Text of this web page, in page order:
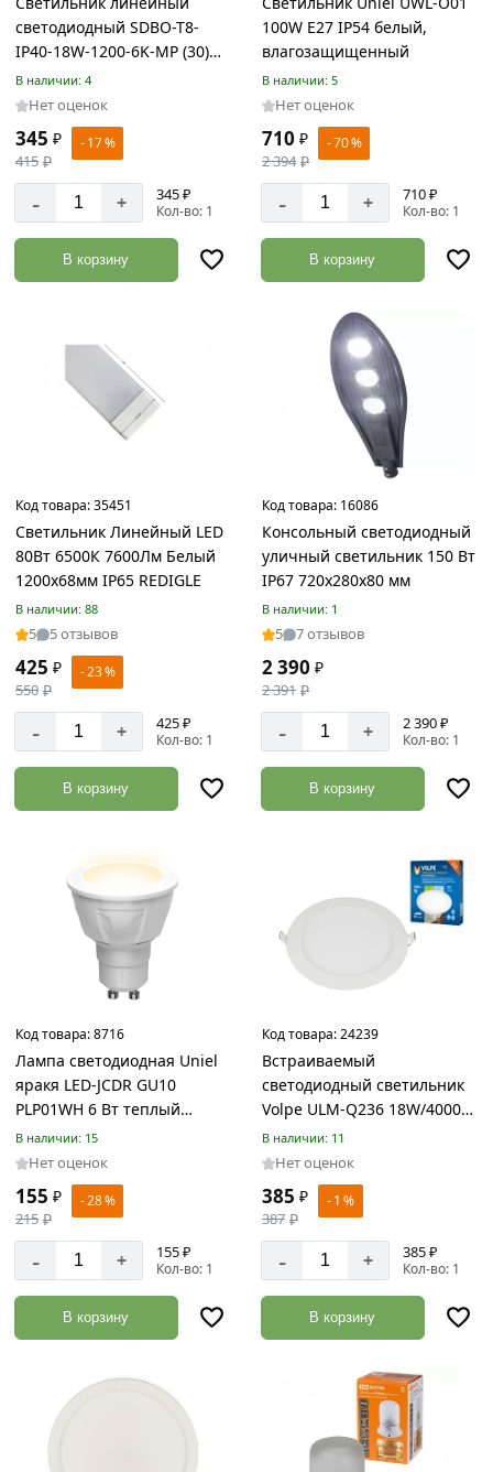
акции:
23
Шпильки
Товаров
акции:
Шурупы
Товаров
акции:
43
крепеж
Товаров
акции:
Товаров
по
22
Такелаж
Товаров
акции:
Инструменты
Товаров
Отделочные
инструменты
Товаров
акции:
инструменты
Товаров
по
акции:
Газовое
и
сварочное
оборудование
Товаров
по
акции:
38
материалы
Товаров
светодиодный SDBO-T8-
IP40-18W-1200-6K-MP (30)
SWEKO
В наличии: 4
Нет оценок
345 ₽
415 ₽
- 17 %
- + 345 ₽
Кол-во: 1
В корзину
100W E27 IP54 белый,
влагозащищенный
В наличии: 5
Нет оценок
710 ₽
2 394 ₽
- 70 %
- + 710 ₽
Кол-во: 1
В корзину
Код товара:35451
Светильник Линейный LED
80Вт 6500К 7600Лм Белый
1200х68мм IP65 REDIGLE
В наличии: 88
5 5 отзывов
425 ₽
550 ₽
- 23 %
- + 425 ₽
Кол-во: 1
В корзину
Код товара: 16086
Консольный светодиодный
уличный светильник 150 Вт
IP67 720х280х80 мм
В наличии: 1
5 7 отзывов
2 390 ₽
2 391 ₽
- + 2 390 ₽
Кол-во: 1
В корзину
Код товара:8716
Лампа светодиодная Uniel
яракя LED-JCDR GU10
PLP01WH 6 Вт теплый
белый свет
В наличии: 15
Нет оценок
155 ₽
215 ₽
- 28 %
- + 155 ₽
Кол-во: 1
В корзину
Код товара:24239
Встраиваемый
светодиодный светильник
Volpe ULM-Q236 18W/4000K
WHITE UL-00004664
В наличии: 11
Нет оценок
385 ₽
387 ₽
- 1 %
- + 385 ₽
Кол-во: 1
В корзину